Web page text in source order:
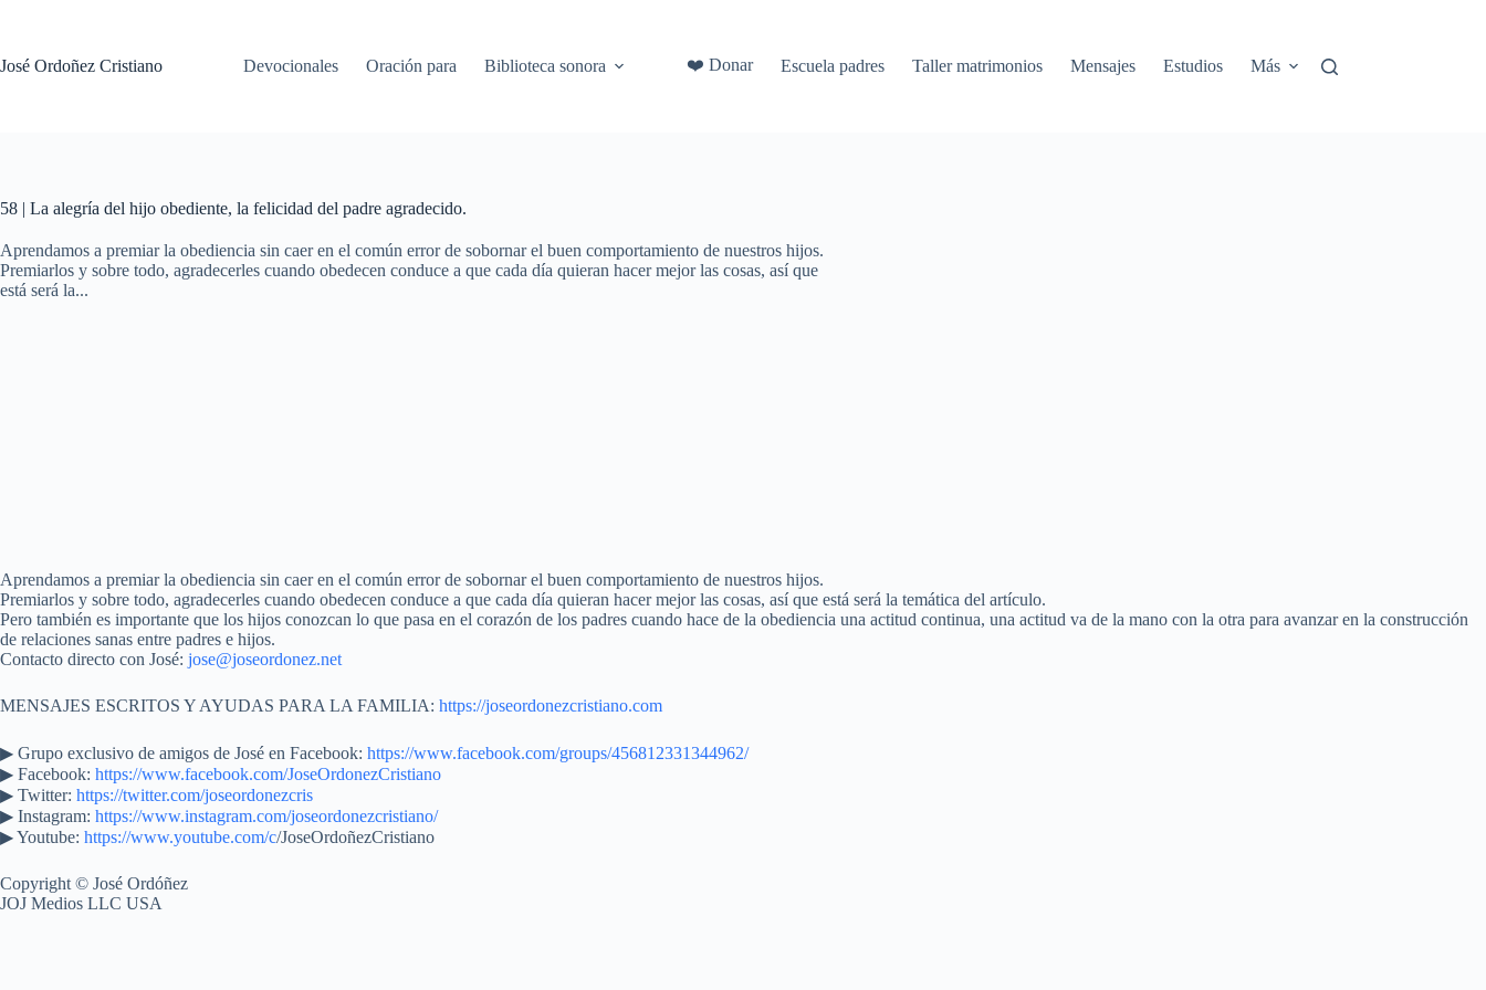
José Ordoñez Cristiano
Devocionales Oración para Biblioteca sonora ❤️ Donar Escuela padres Taller matrimonios Mensajes Estudios Más
58 | La alegría del hijo obediente, la felicidad del padre agradecido.
Aprendamos a premiar la obediencia sin caer en el común error de sobornar el buen comportamiento de nuestros hijos.
Premiarlos y sobre todo, agradecerles cuando obedecen conduce a que cada día quieran hacer mejor las cosas, así que
está será la...
Aprendamos a premiar la obediencia sin caer en el común error de sobornar el buen comportamiento de nuestros hijos.
Premiarlos y sobre todo, agradecerles cuando obedecen conduce a que cada día quieran hacer mejor las cosas, así que está será la temática del artículo.
Pero también es importante que los hijos conozcan lo que pasa en el corazón de los padres cuando hace de la obediencia una actitud continua, una actitud va de la mano con la otra para avanzar en la construcción
de relaciones sanas entre padres e hijos.
Contacto directo con José: jose@joseordonez.net
MENSAJES ESCRITOS Y AYUDAS PARA LA FAMILIA: https://joseordonezcristiano.com
▶︎ Grupo exclusivo de amigos de José en Facebook: https://www.facebook.com/groups/456812331344962/
▶ Facebook: https://www.facebook.com/JoseOrdonezCristiano
▶ Twitter: https://twitter.com/joseordonezcris
▶ Instagram: https://www.instagram.com/joseordonezcristiano/
▶ Youtube: https://www.youtube.com/c/JoseOrdoñezCristiano
Copyright © José Ordóñez
JOJ Medios LLC USA